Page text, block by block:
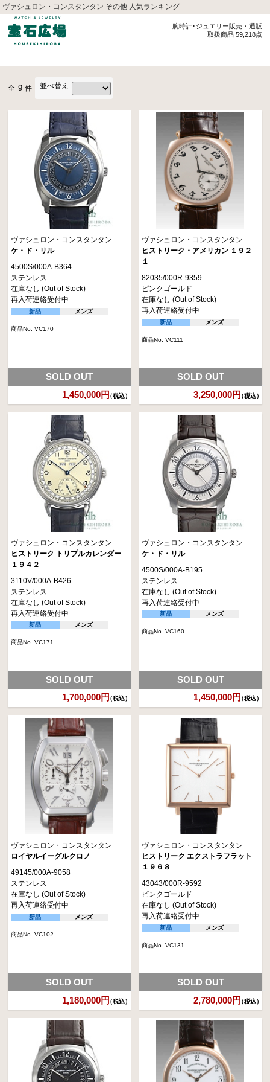
ヴァシュロン・コンスタンタン その他 人気ランキング
腕時計･ジュエリー販売・通販
取扱商品 59,218点
全 9 件 並べ替え
ヴァシュロン・コンスタンタン
ケ・ド・リル
4500S/000A-B364
ステンレス
在庫なし (Out of Stock)
再入荷連絡受付中
新品 メンズ
商品No. VC170
1,450,000円（税込）
SOLD OUT
ヴァシュロン・コンスタンタン
ヒストリーク・アメリカン １９２
１
82035/000R-9359
ピンクゴールド
在庫なし (Out of Stock)
再入荷連絡受付中
新品 メンズ
商品No. VC111
3,250,000円（税込）
SOLD OUT
ヴァシュロン・コンスタンタン
ヒストリーク トリプルカレンダー
１９４２
3110V/000A-B426
ステンレス
在庫なし (Out of Stock)
再入荷連絡受付中
新品 メンズ
商品No. VC171
1,700,000円（税込）
SOLD OUT
ヴァシュロン・コンスタンタン
ケ・ド・リル
4500S/000A-B195
ステンレス
在庫なし (Out of Stock)
再入荷連絡受付中
新品 メンズ
商品No. VC160
1,450,000円（税込）
SOLD OUT
ヴァシュロン・コンスタンタン
ロイヤルイーグルクロノ
49145/000A-9058
ステンレス
在庫なし (Out of Stock)
再入荷連絡受付中
新品 メンズ
商品No. VC102
1,180,000円（税込）
SOLD OUT
ヴァシュロン・コンスタンタン
ヒストリーク エクストラフラット
１９６８
43043/000R-9592
ピンクゴールド
在庫なし (Out of Stock)
再入荷連絡受付中
新品 メンズ
商品No. VC131
2,780,000円（税込）
SOLD OUT